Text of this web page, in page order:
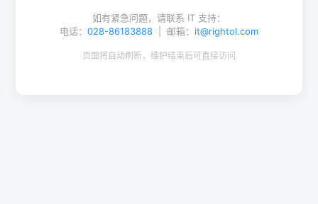
如有紧急问题，请联系 IT 支持：
电话： 028-86183888 | 邮箱： it@rightol.com
页面将自动刷新，维护结束后可直接访问